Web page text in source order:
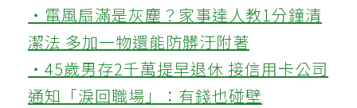
‧電風扇滿是灰塵？家事達人教1分鐘清
潔法 多加一物還能防髒汙附著
‧45歲男存2千萬提早退休 接信用卡公司
通知「淚回職場」：有錢也碰壁